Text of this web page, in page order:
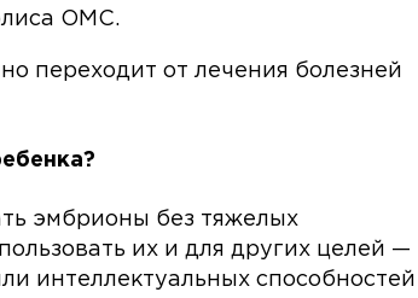
ОМС.
переходит от лечения болезней
эмбрионы без тяжелых
их и для других целей —
интеллектуальных способностей